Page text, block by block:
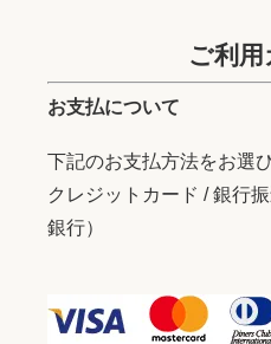
ご利
お支払について
下記のお支払方法をお選
クレジットカード / 銀行
銀行）